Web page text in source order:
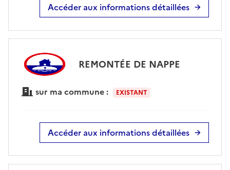
Accéder aux informations détaillées
REMONTÉE DE NAPPE
sur ma commune : EXISTANT
Accéder aux informations détaillées